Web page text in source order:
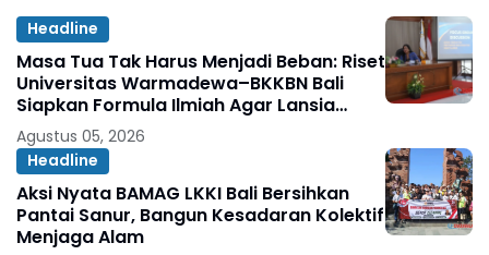
Headline
Masa Tua Tak Harus Menjadi Beban: Riset
Universitas Warmadewa–BKKBN Bali
Siapkan Formula Ilmiah Agar Lansia
Tetap Sehat, Bahagia, dan Produktif
Agustus 05, 2026
Headline
Aksi Nyata BAMAG LKKI Bali Bersihkan
Pantai Sanur, Bangun Kesadaran Kolektif
Menjaga Alam